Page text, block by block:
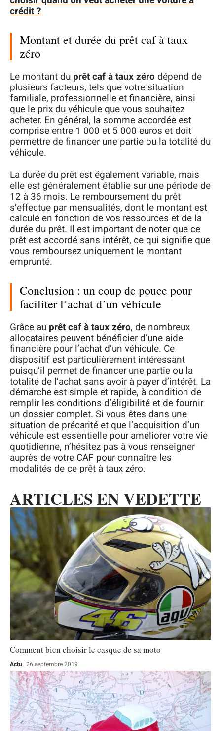
crédit ?
Montant et durée du prêt caf à taux
zéro
Le montant du prêt caf à taux zéro dépend de
plusieurs facteurs, tels que votre situation
familiale, professionnelle et financière, ainsi
que le prix du véhicule que vous souhaitez
acheter. En général, la somme accordée est
comprise entre 1 000 et 5 000 euros et doit
permettre de financer une partie ou la totalité du
véhicule.
La durée du prêt est également variable, mais
elle est généralement établie sur une période de
12 à 36 mois. Le remboursement du prêt
s’effectue par mensualités, dont le montant est
calculé en fonction de vos ressources et de la
durée du prêt. Il est important de noter que ce
prêt est accordé sans intérêt, ce qui signifie que
vous remboursez uniquement le montant
emprunté.
Conclusion : un coup de pouce pour
faciliter l’achat d’un véhicule
Grâce au prêt caf à taux zéro, de nombreux
allocataires peuvent bénéficier d’une aide
financière pour l’achat d’un véhicule. Ce
dispositif est particulièrement intéressant
puisqu’il permet de financer une partie ou la
totalité de l’achat sans avoir à payer d’intérêt. La
démarche est simple et rapide, à condition de
remplir les conditions d’éligibilité et de fournir
un dossier complet. Si vous êtes dans une
situation de précarité et que l’acquisition d’un
véhicule est essentielle pour améliorer votre vie
quotidienne, n’hésitez pas à vous renseigner
auprès de votre CAF pour connaître les
modalités de ce prêt à taux zéro.
ARTICLES EN VEDETTE
Comment bien choisir le casque de sa moto
Actu 26 septembre 2019